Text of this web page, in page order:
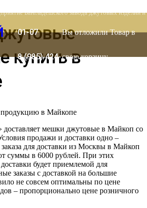
Бангладешского завода джутовых изделий и
01-07
8 (985) 424-
Вы отложилиТоварв
свою корзину.
купить в
в Майкопе
мешки джутовые в Майкоп со
продажи и доставки одно –
для доставки из Москвы в Майкоп
суммы в 6000 рублей. При этих
будет приемлемой для
заказы с доставкой на большие
не совсем оптимальны по цене
– пропорционально цене розничного